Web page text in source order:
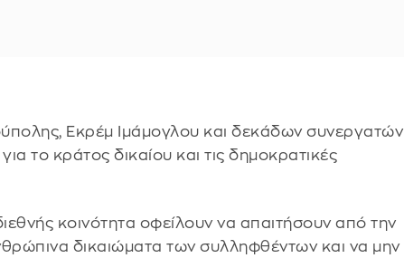
Εκρέμ Ιμάμογλου και δεκάδων συνεργατών
το κράτος δικαίου και τις δημοκρατικές
κοινότητα οφείλουν να απαιτήσουν από την
δικαιώματα των συλληφθέντων και να μην